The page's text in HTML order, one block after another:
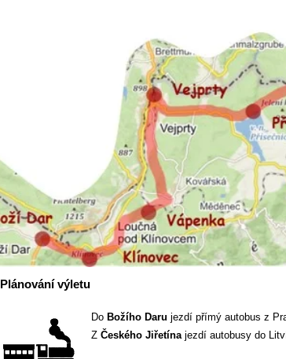
Plánování výletu
Do Božího Daru jezdí přímý autobus z
Z Českého Jiřetínajezdí autobusy do